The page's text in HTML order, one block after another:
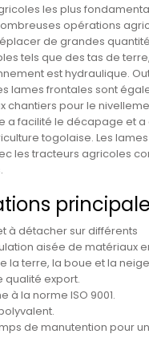
les plus
opérations
de grandes
tels que des tas de
est hydraulique.
lames frontales sont
chantiers pour le
a facilité le décapage et a
togolaise. Les
les tracteurs agricoles
à détacher sur différents
aisée de matériaux
la terre, la boue et la
qualité export.
à la norme ISO 9001.
de manutention pour